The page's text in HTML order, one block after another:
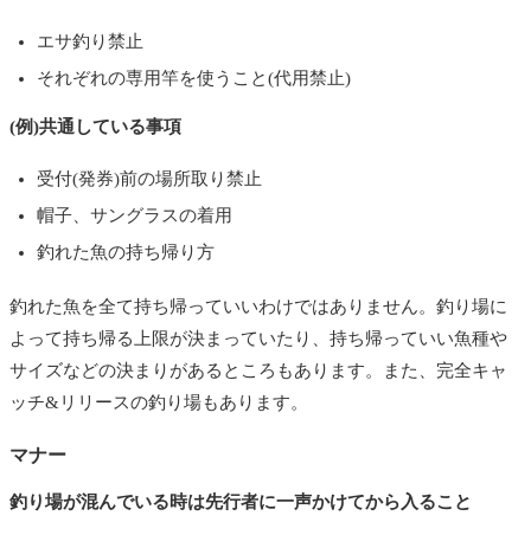
エサ釣り禁止
それぞれの専用竿を使うこと(代用禁止)
(例)共通している事項
受付(発券)前の場所取り禁止
帽子、サングラスの着用
釣れた魚の持ち帰り方
釣れた魚を全て持ち帰っていいわけではありません。釣り場に
よって持ち帰る上限が決まっていたり、持ち帰っていい魚種や
サイズなどの決まりがあるところもあります。また、完全キャ
ッチ&リリースの釣り場もあります。
マナー
釣り場が混んでいる時は先行者に一声かけてから入ること